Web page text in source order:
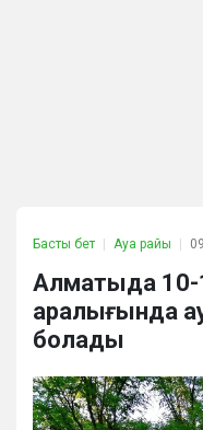
Басты бет Ауа райы
Алматыда
аралығында
болады